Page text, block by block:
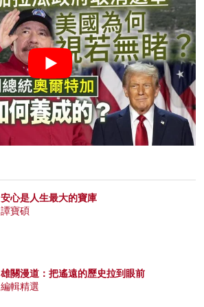
安心是人生最大的寶庫
譚寶碩
雄關漫道：把遙遠的歷史拉到眼前
編輯精選